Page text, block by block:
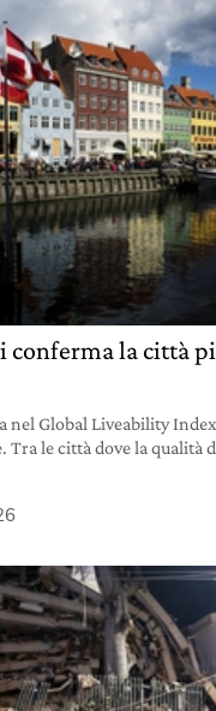
conferma la città
nel Global Liveability
Tra le città dove la qualità